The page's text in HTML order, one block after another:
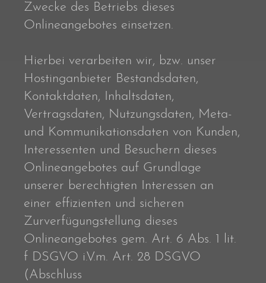
Zwecke des Betriebs dieses
Onlineangebotes einsetzen.
Hierbei verarbeiten wir, bzw. unser
Hostinganbieter Bestandsdaten,
Kontaktdaten, Inhaltsdaten,
Vertragsdaten, Nutzungsdaten, Meta-
und Kommunikationsdaten von Kunden,
Interessenten und Besuchern dieses
Onlineangebotes auf Grundlage
unserer berechtigten Interessen an
einer effizienten und sicheren
Zurverfügungstellung dieses
Onlineangebotes gem. Art. 6 Abs. 1 lit.
f DSGVO i.V.m. Art. 28 DSGVO
(Abschluss